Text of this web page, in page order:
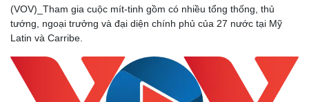
(VOV)_Tham gia cuộc mít-tinh gồm có nhiều tổng thống, thủ
tướng, ngoại trưởng và đại diện chính phủ của 27 nước tại Mỹ
Latin và Carribe.